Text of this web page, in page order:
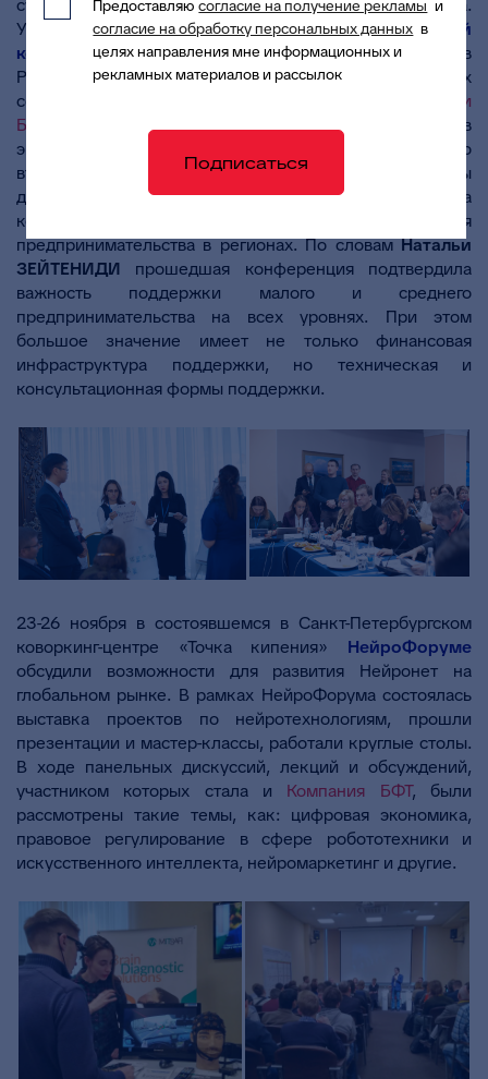
субъектов малого и среднего предпринимательства.
Участниками посвященной этомуVII Всероссийской
конференциистали более 400 человек из 84 регионов
России. Активное участие в работе тематических
секций приняла и коммерческий директор
Компании
БФТ
Наталья ЗЕЙТЕНИДИ. Она также вошла в состав
экспертов секции «Регионы-2018», проходившей во
второй и третий день работы форума. В ходе работы
данной секции состоялась презентация и защита
комплексной программы развития
предпринимательства в регионах. По словамНатальи
ЗЕЙТЕНИДИ прошедшая конференция подтвердила
важность поддержки малого и среднего
предпринимательства на всех уровнях. При этом
большое значение имеет не только финансовая
инфраструктура поддержки, но техническая и
консультационная формы поддержки.
23-26 ноября в состоявшемся в Санкт-Петербургском
коворкинг-центре «Точка кипения» НейроФоруме
обсудили возможности для развития Нейронет на
глобальном рынке. В рамках НейроФорума состоялась
выставка проектов по нейротехнологиям, прошли
презентации и мастер-классы, работали круглые столы.
В ходе панельных дискуссий, лекций и обсуждений,
участником которых стала и Компания БФТ, были
рассмотрены такие темы, как: цифровая экономика,
правовое регулирование в сфере робототехники и
искусственного интеллекта, нейромаркетинг и другие.
Предоставляюсогласие на получение рекламы и
согласие на обработку персональных данных в
целях направления мне информационных и
рекламных материалов и рассылок
Подписаться